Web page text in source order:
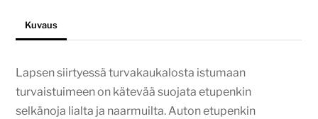
Kuvaus
Lapsen siirtyessä turvakaukalosta istumaan
turvaistuimeen on kätevää suojata etupenkin
selkänoja lialta ja naarmuilta. Auton etupenkin